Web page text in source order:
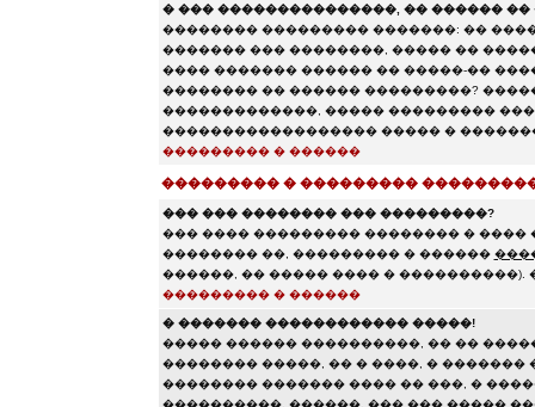
� ��� ���������������, �� ������ ��
�������� ��������� �������: ��
������� ��� ��������, ����� ��
���� ������� ������ �� �����-��
�������� �� ������ ���������?
�������������, ����� ���������
������������������ ����� �
��������� � ������
��������� � ���������
��� ��� �������� ��� ���������?
��� ���� ��������� �������� � ����
�������� ��, ��������� � ������
������, �� ����� ���� �
��������� � ������
� ������� ������������ �����!
����� ������ ����������, �� ��
�������� �����, �� � ����, �
�������� ������� ���� �� ���, �
����������, ������, ��� ��� �����